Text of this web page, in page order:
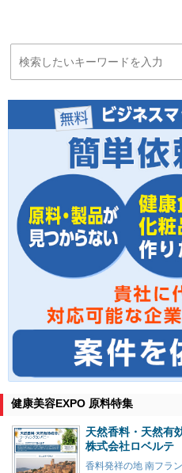
健康美容EXPO 原料特集
天然香料・天然有
株式会社ロベルテ
香料発祥の地 南フラ